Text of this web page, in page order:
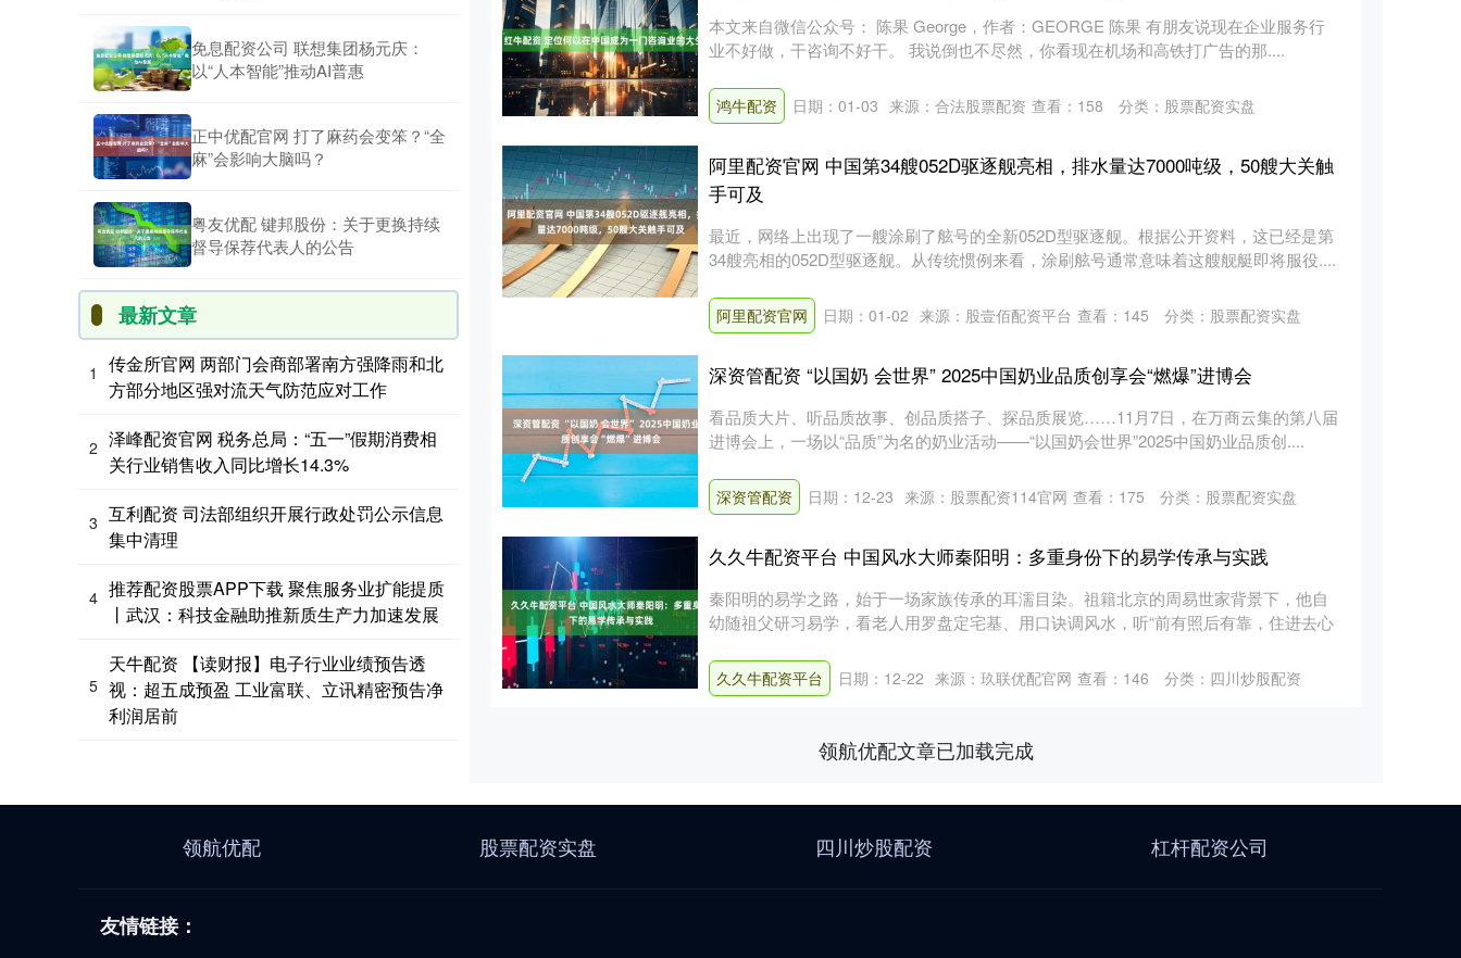
本文来自微信公众号： 陈果 George，作者：GEORGE 陈果 有朋友说现在企业服务行
业不好做，干咨询不好干。 我说倒也不尽然，你看现在机场和高铁打广告的那....
鸿牛配资 日期：01-03 来源：合法股票配资 查看： 158 分类： 股票配资实盘
阿里配资官网 中国第34艘052D驱逐舰亮相，排水量达7000吨级，50艘大关触
手可及
最近，网络上出现了一艘涂刷了舷号的全新052D型驱逐舰。根据公开资料，这已经是第
34艘亮相的052D型驱逐舰。从传统惯例来看，涂刷舷号通常意味着这艘舰艇即将服役....
阿里配资官网 日期：01-02 来源：股壹佰配资平台 查看： 145 分类： 股票配资实盘
深资管配资 “以国奶 会世界” 2025中国奶业品质创享会“燃爆”进博会
看品质大片、听品质故事、创品质搭子、探品质展览……11月7日，在万商云集的第八届
进博会上，一场以“品质”为名的奶业活动——“以国奶会世界”2025中国奶业品质创....
深资管配资 日期：12-23 来源：股票配资114官网 查看： 175 分类： 股票配资实盘
久久牛配资平台 中国风水大师秦阳明：多重身份下的易学传承与实践
秦阳明的易学之路，始于一场家族传承的耳濡目染。祖籍北京的周易世家背景下，他自
幼随祖父研习易学，看老人用罗盘定宅基、用口诀调风水，听“前有照后有靠，住进去心
久久牛配资平台 日期：12-22 来源：玖联优配官网 查看： 146 分类： 四川炒股配资
领航优配文章已加载完成
免息配资公司 联想集团杨元庆：
以“人本智能”推动AI普惠
正中优配官网 打了麻药会变笨？“全
麻”会影响大脑吗？
粤友优配 键邦股份：关于更换持续
督导保荐代表人的公告
最新文章
1
传金所官网 两部门会商部署南方强降雨和北
方部分地区强对流天气防范应对工作
2 泽峰配资官网 税务总局：“五一”假期消费相
关行业销售收入同比增长14.3%
3 互利配资 司法部组织开展行政处罚公示信息
集中清理
4 推荐配资股票APP下载 聚焦服务业扩能提质
丨武汉：科技金融助推新质生产力加速发展
5
天牛配资 【读财报】电子行业业绩预告透
视：超五成预盈 工业富联、立讯精密预告净
利润居前
领航优配 股票配资实盘 四川炒股配资 杠杆配资公司
友情链接：